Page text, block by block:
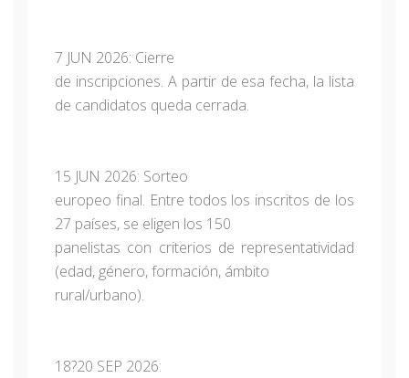
7 JUN 2026: Cierre
de inscripciones. A partir de esa fecha, la lista
de candidatos queda cerrada.
15 JUN 2026: Sorteo
europeo final. Entre todos los inscritos de los
27 países, se eligen los 150
panelistas con criterios de representatividad
(edad, género, formación, ámbito
rural/urbano).
18?20 SEP 2026: